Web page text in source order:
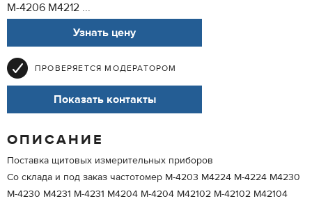
М-4206 М4212 ...
Узнать цену
ПРОВЕРЯЕТСЯ МОДЕРАТОРОМ
Показать контакты
ОПИСАНИЕ
Поставка щитовых измерительных приборов
Со склада и под заказ частотомер М-4203 М4224 М-4224 М4230
М-4230 М4231 М-4231 М4204 М-4204 М42102 М-42102 М42104